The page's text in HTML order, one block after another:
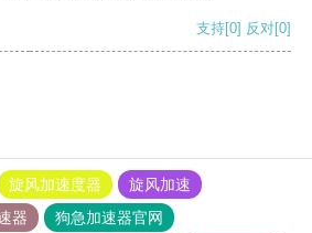
支持[0] 反对[0]
旋风加速度器
旋风加速
器
狗急加速器官网